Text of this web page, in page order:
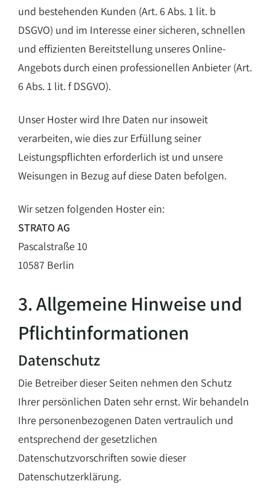
und bestehenden Kunden (Art. 6 Abs. 1 lit. b
DSGVO) und im Interesse einer sicheren, schnellen
und effizienten Bereitstellung unseres Online-
Angebots durch einen professionellen Anbieter (Art.
6 Abs. 1 lit. f DSGVO).
Unser Hoster wird Ihre Daten nur insoweit
verarbeiten, wie dies zur Erfüllung seiner
Leistungspflichten erforderlich ist und unsere
Weisungen in Bezug auf diese Daten befolgen.
Wir setzen folgenden Hoster ein:
STRATO AG
Pascalstraße 10
10587 Berlin
3. Allgemeine Hinweise und
Pflicht­informationen
Datenschutz
Die Betreiber dieser Seiten nehmen den Schutz
Ihrer persönlichen Daten sehr ernst. Wir behandeln
Ihre personenbezogenen Daten vertraulich und
entsprechend der gesetzlichen
Datenschutzvorschriften sowie dieser
Datenschutzerklärung.